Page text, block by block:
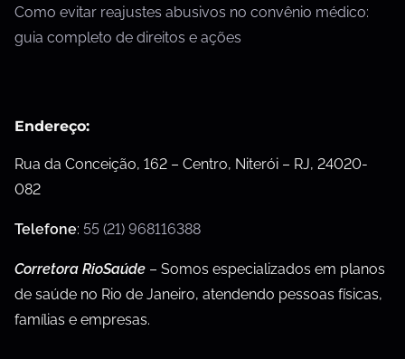
Como evitar reajustes abusivos no convênio médico:
guia completo de direitos e ações
Endereço:
Rua da Conceição, 162 – Centro, Niterói – RJ, 24020-
082
Telefone: 55 (21) 968116388
Corretora RioSaúde – Somos especializados em planos
de saúde no Rio de Janeiro, atendendo pessoas físicas,
famílias e empresas.